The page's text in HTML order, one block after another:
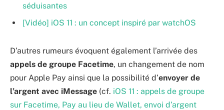
séduisantes
[Vidéo] iOS 11 : un concept inspiré par watchOS
D’autres rumeurs évoquent également l’arrivée des
appels de groupe Facetime, un changement de nom
pour Apple Pay ainsi que la possibilité d’envoyer de
l’argent avec iMessage (cf. iOS 11 : appels de groupe
sur Facetime, Pay au lieu de Wallet, envoi d’argent